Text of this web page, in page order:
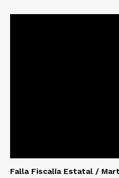
Falla Fiscalía Estatal /